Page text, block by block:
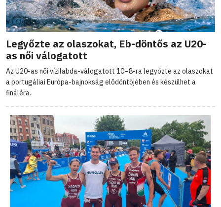
Legyőzte az olaszokat, Eb-döntős az U20-
as női válogatott
Az U20-as női vízilabda-válogatott 10–8-ra legyőzte az olaszokat
a portugáliai Európa-bajnokság elődöntőjében és készülhet a
fináléra.